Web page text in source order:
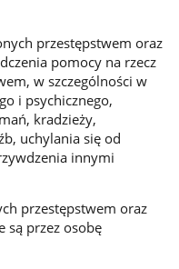
przestępstwem oraz
pomocy na rzecz
w szczególności w
i psychicznego,
kradzieży,
uchylania się od
innymi
przestępstwem oraz
są przez osobę